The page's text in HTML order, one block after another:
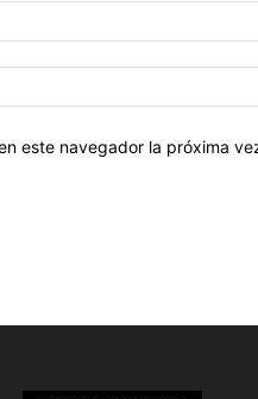
este navegador la próxima